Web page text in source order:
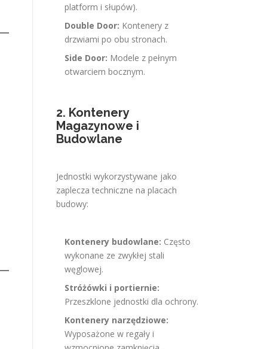
platform i słupów).
Double Door: Kontenery z
drzwiami po obu stronach.
Side Door: Modele z pełnym
otwarciem bocznym.
2. Kontenery
Magazynowe i
Budowlane
Jednostki wykorzystywane jako
zaplecza techniczne na placach
budowy:
Kontenery budowlane: Często
wykonane ze zwykłej stali
węglowej.
Stróżówki i portiernie:
Przeszklone jednostki dla ochrony.
Kontenery narzędziowe:
Wyposażone w regały i